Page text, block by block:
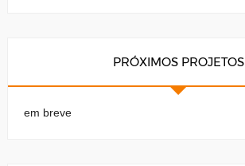
PRÓXIMOS PROJETOS
em breve